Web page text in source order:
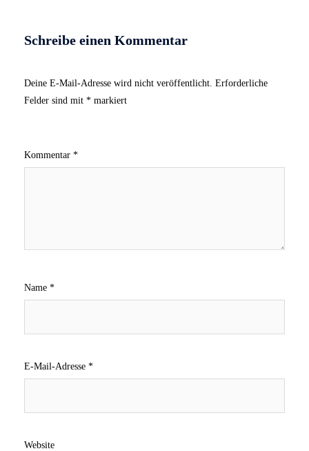
Schreibe einen Kommentar
Deine E-Mail-Adresse wird nicht veröffentlicht. Erforderliche
Felder sind mit * markiert
Kommentar *
Name *
E-Mail-Adresse *
Website